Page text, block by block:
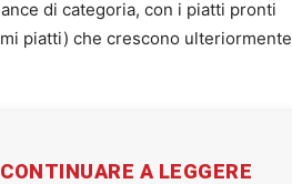
di categoria, con i piatti pronti
piatti) che crescono ulteriormente
A LEGGERE